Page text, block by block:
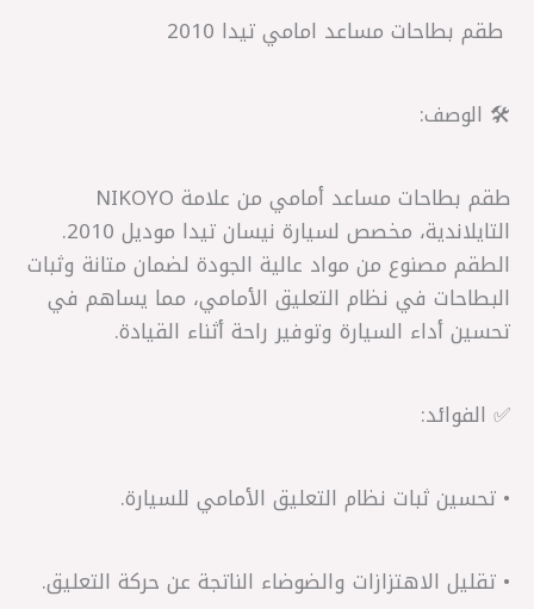
🛠️ الوصف:
طقم بطاحات مساعد أمامي من علامة NIKOYO
التايلاندية، مخصص لسيارة نيسان تيدا موديل 2010.
الطقم مصنوع من مواد عالية الجودة لضمان متانة وثبات
البطاحات في نظام التعليق الأمامي، مما يساهم في
تحسين أداء السيارة وتوفير راحة أثناء القيادة.
✅ الفوائد:
• تحسين ثبات نظام التعليق الأمامي للسيارة.
• تقليل الاهتزازات والضوضاء الناتجة عن حركة التعليق.